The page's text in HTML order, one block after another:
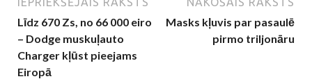
Līdz 670 Zs, no 66 000 eiro
– Dodge muskuļauto
Charger kļūst pieejams
Eiropā
Masks kļuvis par pasaulē
pirmo triljonāru